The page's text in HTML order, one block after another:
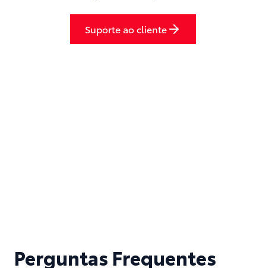
Suporte ao cliente
Perguntas Frequentes